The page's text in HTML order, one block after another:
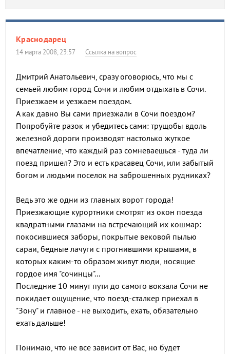
Краснодарец
14 марта 2008, 23:57 Ссылка на вопрос
Дмитрий Анатольевич, сразу оговорюсь, что мы с
семьей любим город Сочи и любим отдыхать в Сочи.
Приезжаем и уезжаем поездом.
А как давно Вы сами приезжали в Сочи поездом?
Попробуйте разок и убедитесь сами: трущобы вдоль
железной дороги производят настолько жуткое
впечатление, что каждый раз сомневаешься - туда ли
поезд пришел? Это и есть красавец Сочи, или забытый
богом и людьми поселок на заброшенных рудниках?
Ведь это же одни из главных ворот города!
Приезжающие курортники смотрят из окон поезда
квадратными глазами на встречающий их кошмар:
покосившиеся заборы, покрытые вековой пылью
сараи, бедные лачуги с прогнившими крышами, в
которых каким-то образом живут люди, носящие
гордое имя "сочинцы"...
Последние 10 минут пути до самого вокзала Сочи не
покидает ощущение, что поезд-сталкер приехал в
"Зону" и главное - не выходить, ехать, обязательно
ехать дальше!
Понимаю, что не все зависит от Вас, но будет